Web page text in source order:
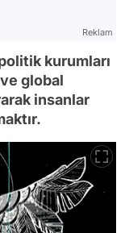
Reklam
kurumları
global
insanlar